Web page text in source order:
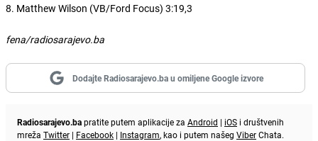
8. Matthew Wilson (VB/Ford Focus) 3:19,3
fena/radiosarajevo.ba
Dodajte Radiosarajevo.ba u omiljene Google izvore
Radiosarajevo.bapratite putem aplikacije za Android | iOS i društvenih
mreža Twitter | Facebook | Instagram, kao i putem našeg ViberChata.